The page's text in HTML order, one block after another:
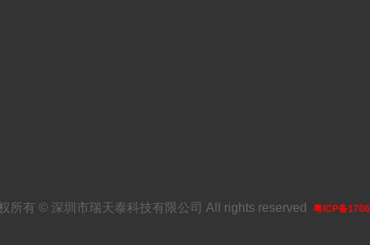
所有 © 深圳市瑞天泰科技有限公司 All rights reserved 粤ICP备